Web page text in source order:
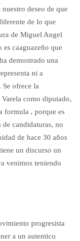
deseo de que
de lo que
de Miguel Angel
caaguazeño que
demostrado una
ni a
Se ofrece la
como diputado,
formula , porque es
candidaturas, no
de hace 30 años
un discurso un
venimos teniendo
progresista
a un autentico